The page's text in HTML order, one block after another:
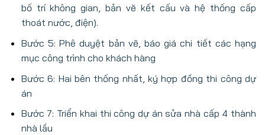
bố trí không gian, bản vẽ kết cấu và hệ thống cấp
thoát nước, điện).
Bước 5: Phê duyệt bản vẽ, báo giá chi tiết các hạng
mục công trình cho khách hàng
Bước 6: Hai bên thống nhất, ký hợp đồng thi công dự
án
Bước 7: Triển khai thi công dự án sửa nhà cấp 4 thành
nhà lầu